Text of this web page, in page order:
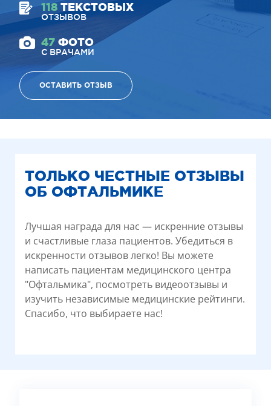
118 ТЕКСТОВЫХ
ОТЗЫВОВ
47 ФОТО
С ВРАЧАМИ
ОСТАВИТЬ ОТЗЫВ
ТОЛЬКО ЧЕСТНЫЕ ОТЗЫВЫ
ОБ ОФТАЛЬМИКЕ
Лучшая награда для нас — искренние отзывы
и счастливые глаза пациентов. Убедиться в
искренности отзывов легко! Вы можете
написать пациентам медицинского центра
"Офтальмика", посмотреть видеоотзывы и
изучить независимые медицинские рейтинги.
Спасибо, что выбираете нас!